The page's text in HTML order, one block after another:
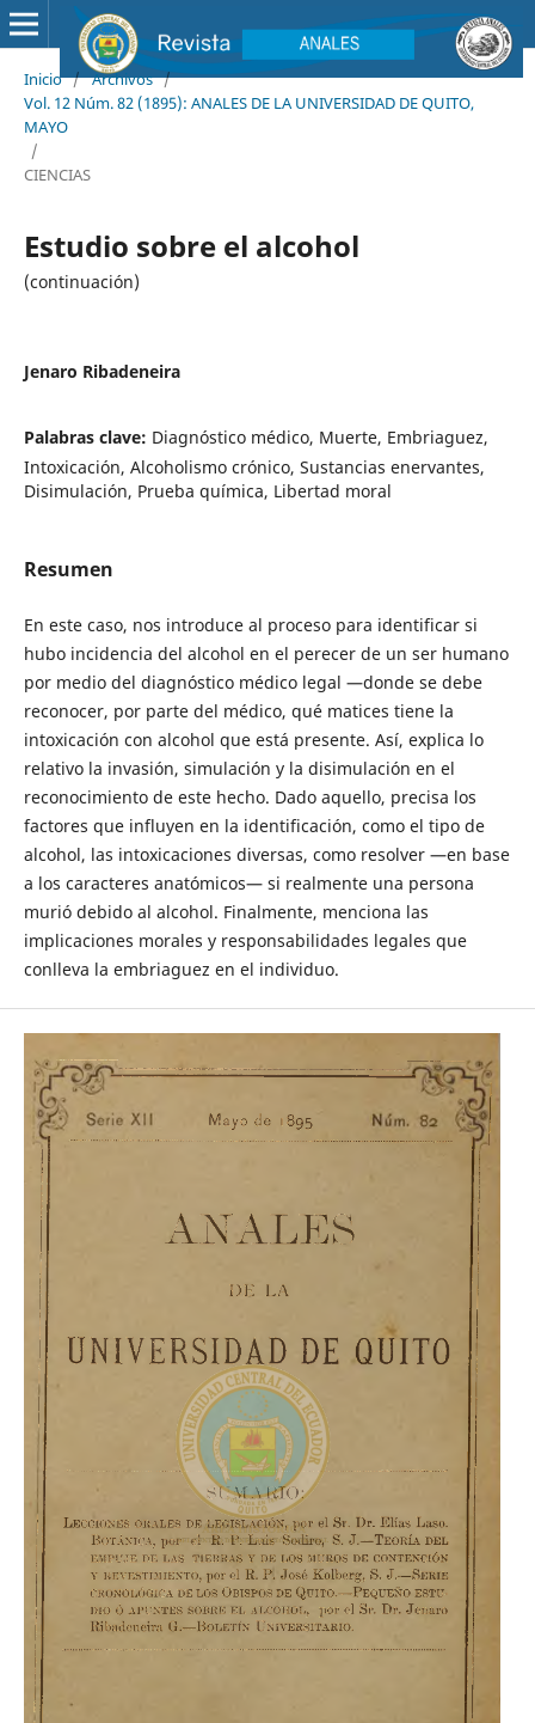
Inicio / Archivos /
Vol. 12 Núm. 82 (1895): ANALES DE LA UNIVERSIDAD DE QUITO,
MAYO
/
CIENCIAS
Estudio sobre el alcohol
(continuación)
Jenaro Ribadeneira
Palabras clave: Diagnóstico médico, Muerte, Embriaguez,
Intoxicación, Alcoholismo crónico, Sustancias enervantes,
Disimulación, Prueba química, Libertad moral
Resumen
En este caso, nos introduce al proceso para identificar si
hubo incidencia del alcohol en el perecer de un ser humano
por medio del diagnóstico médico legal —donde se debe
reconocer, por parte del médico, qué matices tiene la
intoxicación con alcohol que está presente. Así, explica lo
relativo la invasión, simulación y la disimulación en el
reconocimiento de este hecho. Dado aquello, precisa los
factores que influyen en la identificación, como el tipo de
alcohol, las intoxicaciones diversas, como resolver —en base
a los caracteres anatómicos— si realmente una persona
murió debido al alcohol. Finalmente, menciona las
implicaciones morales y responsabilidades legales que
conlleva la embriaguez en el individuo.